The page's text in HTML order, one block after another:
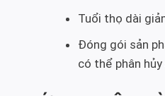
Tuổi thọ dài
Đóng gói sản
có thể phân